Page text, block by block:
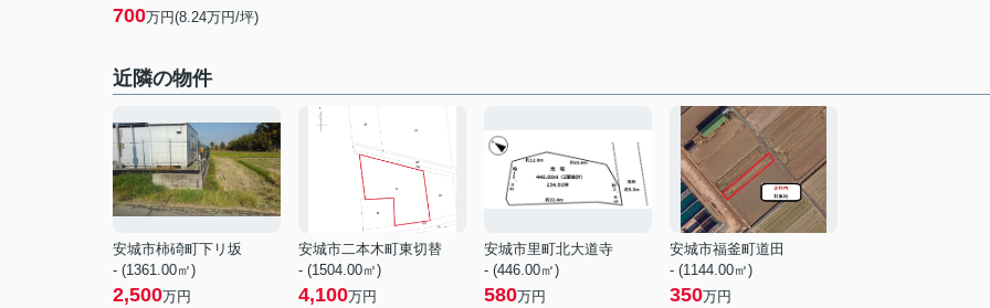
700万円(8.24万円/坪)
近隣の物件
安城市柿碕町下リ坂
- (1361.00㎡)
2,500万円
安城市二本木町東切替
- (1504.00㎡)
4,100万円
安城市里町北大道寺
- (446.00㎡)
580万円
安城市福釜町道田
- (1144.00㎡)
350万円